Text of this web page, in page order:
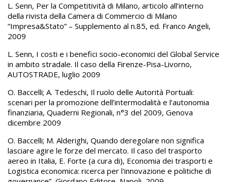
L. Senn, Per la Competitività di Milano, articolo all’interno
della rivista della Camera di Commercio di Milano
“Impresa&Stato” – Supplemento al n.85, ed. Franco Angeli,
2009
L. Senn, I costi e i benefici socio-economici del Global Service
in ambito stradale. Il caso della Firenze-Pisa-Livorno,
AUTOSTRADE, luglio 2009
O. Baccelli; A. Tedeschi, Il ruolo delle Autorità Portuali:
scenari per la promozione dell’intermodalità e l’autonomia
finanziaria, Quaderni Regionali, n°3 del 2009, Genova
dicembre 2009
O. Baccelli; M. Alderighi, Quando deregolare non significa
lasciare agire le forze del mercato. Il caso del trasporto
aereo in Italia, E. Forte (a cura di), Economia dei trasporti e
Logistica economica: ricerca per l'innovazione e politiche di